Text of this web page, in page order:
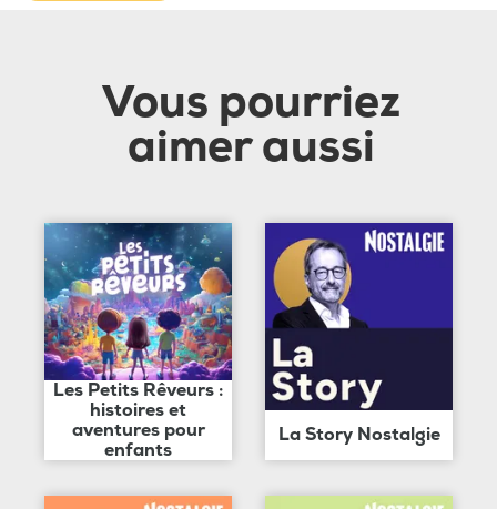
Vous pourriez
aimer aussi
Les Petits Rêveurs :
histoires et
aventures pour
enfants
La Story Nostalgie